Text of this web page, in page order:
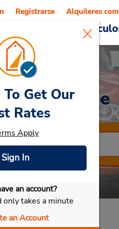
Registrarse Alquileres
Bellegarde
mi vehículo
Get Our
Rates
Apply
Sign In
an account?
only takes a minute
an Account